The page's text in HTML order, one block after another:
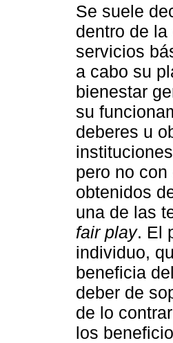
Se suele
dentro de
servicios
a cabo su
bienestar
su
deberes u
pero no
obtenidos
una de las
fair play. El
individuo,
beneficia
deber de
de lo
los